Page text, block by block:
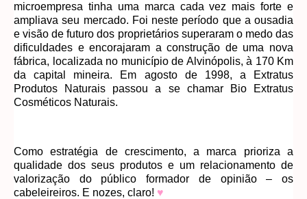
microempresa tinha uma marca cada vez mais forte e
ampliava seu mercado. Foi neste período que a ousadia
e visão de futuro dos proprietários superaram o medo das
dificuldades e encorajaram a construção de uma nova
fábrica, localizada no município de Alvinópolis, à 170 Km
da capital mineira. Em agosto de 1998, a Extratus
Produtos Naturais passou a se chamar Bio Extratus
Cosméticos Naturais.
Como estratégia de crescimento, a marca prioriza a
qualidade dos seus produtos e um relacionamento de
valorização do público formador de opinião – os
cabeleireiros. E nozes, claro! ♥